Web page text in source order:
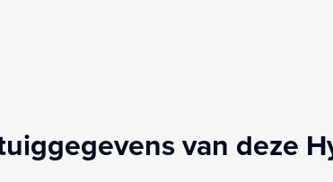
van deze